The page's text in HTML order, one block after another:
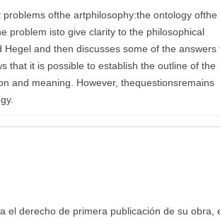
ofthe artphilosophy:the ontology ofthe
problem isto give clarity to the philosophical
and then discusses some of the answers
that it is possible to establish the outline of the
and meaning. However, thequestionsremains
el derecho de primera publicación de su obra,